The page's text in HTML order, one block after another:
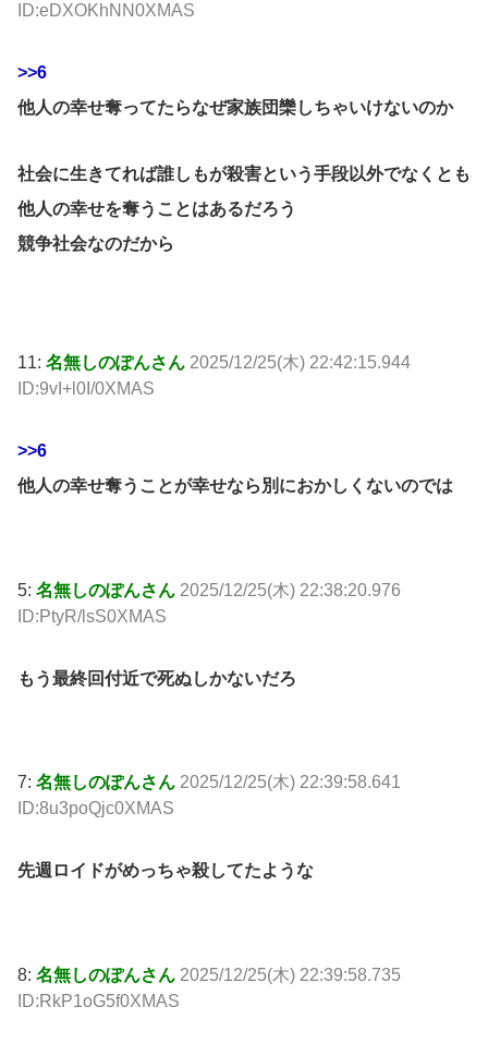
ID:eDXOKhNN0XMAS
>>6
他人の幸せ奪ってたらなぜ家族団欒しちゃいけないのか
社会に生きてれば誰しもが殺害という手段以外でなくとも
他人の幸せを奪うことはあるだろう
競争社会なのだから
11: 名無しのぽんさん 2025/12/25(木) 22:42:15.944
ID:9vI+l0I/0XMAS
>>6
他人の幸せ奪うことが幸せなら別におかしくないのでは
5: 名無しのぽんさん 2025/12/25(木) 22:38:20.976
ID:PtyR/lsS0XMAS
もう最終回付近で死ぬしかないだろ
7: 名無しのぽんさん 2025/12/25(木) 22:39:58.641
ID:8u3poQjc0XMAS
先週ロイドがめっちゃ殺してたような
8: 名無しのぽんさん 2025/12/25(木) 22:39:58.735
ID:RkP1oG5f0XMAS